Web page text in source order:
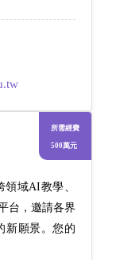
所需經費
500萬元
領域AI教學、
台，邀請各界
新願景。您的